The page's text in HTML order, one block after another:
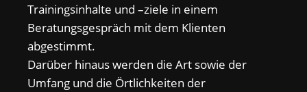
Trainingsinhalte und –ziele in einem
Beratungsgespräch mit dem Klienten
abgestimmt.
Darüber hinaus werden die Art sowie der
Umfang und die Örtlichkeiten der